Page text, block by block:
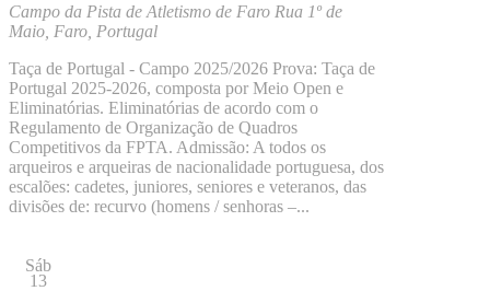
Campo da Pista de Atletismo de Faro Rua 1º de
Maio, Faro, Portugal
Taça de Portugal - Campo 2025/2026 Prova: Taça de
Portugal 2025-2026, composta por Meio Open e
Eliminatórias. Eliminatórias de acordo com o
Regulamento de Organização de Quadros
Competitivos da FPTA. Admissão: A todos os
arqueiros e arqueiras de nacionalidade portuguesa, dos
escalões: cadetes, juniores, seniores e veteranos, das
divisões de: recurvo (homens / senhoras –...
Sáb
13